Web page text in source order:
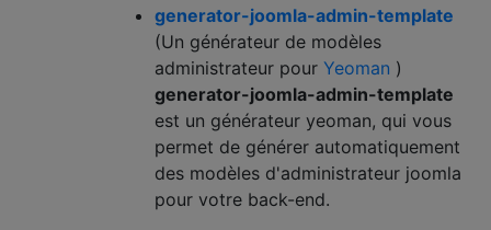
generator-joomla-admin-template
(Un générateur de modèles
administrateur pour Yeoman )
generator-joomla-admin-template
est un générateur yeoman, qui vous
permet de générer automatiquement
des modèles d'administrateur joomla
pour votre back-end.